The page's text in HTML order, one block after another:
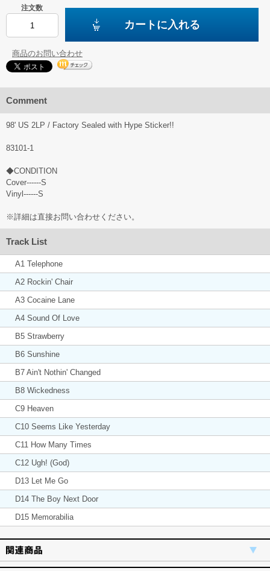
注文数
カートに入れる
商品のお問い合わせ
Comment
98' US 2LP / Factory Sealed with Hype Sticker!!
83101-1
◆CONDITION
Cover------S
Vinyl------S
※詳細は直接お問い合わせください。
Track List
A1 Telephone
A2 Rockin' Chair
A3 Cocaine Lane
A4 Sound Of Love
B5 Strawberry
B6 Sunshine
B7 Ain't Nothin' Changed
B8 Wickedness
C9 Heaven
C10 Seems Like Yesterday
C11 How Many Times
C12 Ugh! (God)
D13 Let Me Go
D14 The Boy Next Door
D15 Memorabilia